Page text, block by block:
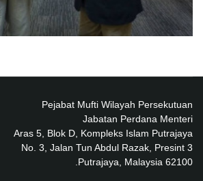
Pejabat Mufti Wilayah Persekutuan
Jabatan Perdana Menteri
Aras 5, Blok D, Kompleks Islam Putrajaya
No. 3, Jalan Tun Abdul Razak, Presint 3
62100 Putrajaya, Malaysia.